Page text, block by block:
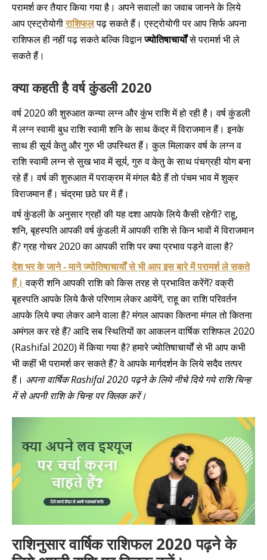
परामर्श कर तैयार किया गया है। अपने सवालों का जवाब जानने के लिये
आप एस्ट्रोयोगीराशिफलपढ़ सकते हैं। एस्ट्रोयोगी पर आप सिर्फ अपना
राशिफल ही नहीं पढ़ सकते बल्कि विद्वानज्योतिषाचार्योंसे परामर्श भी ले
सकते हैं।
क्या कहती है वर्ष कुंडली 2020
वर्ष 2020 की शुरुआत कन्या लग्न और कुंभ राशि में हो रही है। वर्ष कुंडली
में लग्न स्वामी बुध राशि स्वामी शनि के साथ केंद्र में विराजमान हैं। इनके
साथ ही सूर्य केतु और गुरु भी उपस्थित हैं। कुल मिलाकर वर्ष के लग्न व
राशि स्वामी लग्न से सुख भाव में सूर्य, गुरु व केतु के साथ पंचग्रही योग बना
रहे हैं। वर्ष की शुरुआत में पराक्रम में मंगल बैठे हैं तो पंचम भाव में शुक्र
विराजमान हैं। चंद्रमा छठे घर में हैं।
वर्ष कुंडली के अनुसार ग्रहों की यह दशा आपके लिये कैसी रहेगी? राहू,
शनि, बृहस्पति आपकी वर्ष कुंडली में आपकी राशि से किन भावों में विराजमान
हैं? ग्रह गोचर 2020 का आपकी राशि पर क्या प्रभाव पड़ने वाला है?
देश भर के जाने - माने ज्योतिषाचार्यों से भी आप इस बारे में परामर्श ले सकते
हैं। वक्री शनि आपकी राशि को किस तरह से प्रभावित करेंगें? वक्री
बृहस्पति आपके लिये कैसे परिणाम लेकर आयेंगें, राहू का राशि परिवर्तन
आपके लिये क्या लेकर आने वाला है? मंगल आपका कितना मंगल तो कितना
अमंगल कर रहे हैं? आदि सब स्थितियों का आकलन वार्षिक राशिफल 2020
(Rashifal 2020) में किया गया है? हमारे ज्योतिषाचार्यों से भी आप कभी
भी कहीं भी परामर्श कर सकते हैं? वे आपके मार्गदर्शन के लिये सदैव तत्पर
हैं। अपना वार्षिक Rashifal 2020 पढ़ने के लिये नीचे दिये गये राशि चिन्ह
में से अपनी राशि के चिन्ह पर क्लिक करें।
राशिनुसार वार्षिक राशिफल 2020 पढ़ने के